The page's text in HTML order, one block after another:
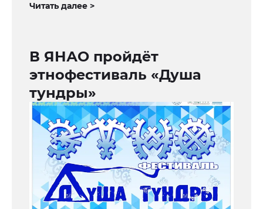
Читать далее >
В ЯНАО пройдёт
этнофестиваль «Душа
тундры»